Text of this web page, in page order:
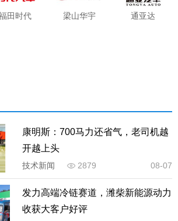
田时代 梁山华宇 通亚达
康明斯：700马力还省气，老司机越
开越上头
技术新闻 2879 08-07
发力高端冷链赛道，潍柴新能源动力
收获大客户好评